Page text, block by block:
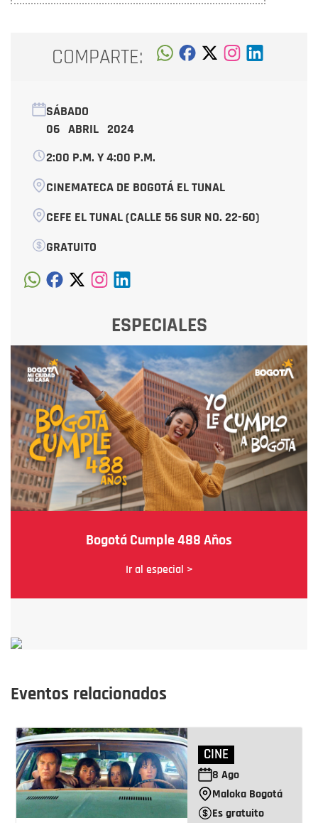
COMPARTE:
SÁBADO
06 ABRIL 2024
2:00 P.M. Y 4:00 P.M.
CINEMATECA DE BOGOTÁ EL TUNAL
CEFE EL TUNAL (CALLE 56 SUR NO. 22-60)
GRATUITO
ESPECIALES
Bogotá Cumple 488 Años
Ir al especial >
Eventos relacionados
CINE
8 Ago
Maloka Bogotá
Es gratuito